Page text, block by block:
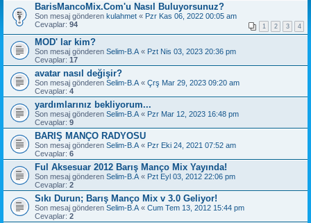
BarisMancoMix.Com'u Nasıl Buluyorsunuz?
Son mesaj gönderen kulahmet « Pzr Kas 06, 2022 00:05 am
Cevaplar: 94 1 2 3 4
MOD' lar kim?
Son mesaj gönderen Selim-B.A « Pzt Nis 03, 2023 20:36 pm
Cevaplar: 17
avatar nasıl değişir?
Son mesaj gönderen Selim-B.A « Çrş Mar 29, 2023 09:20 am
Cevaplar: 4
yardımlarınız bekliyorum...
Son mesaj gönderen Selim-B.A « Pzr Mar 12, 2023 16:48 pm
Cevaplar: 9
BARIŞ MANÇO RADYOSU
Son mesaj gönderen Selim-B.A « Pzr Eki 24, 2021 07:52 am
Cevaplar: 6
Ful Aksesuar 2012 Barış Manço Mix Yayında!
Son mesaj gönderen Selim-B.A « Pzt Eyl 03, 2012 22:06 pm
Cevaplar: 2
Sıkı Durun; Barış Manço Mix v 3.0 Geliyor!
Son mesaj gönderen Selim-B.A « Cum Tem 13, 2012 15:44 pm
Cevaplar: 2